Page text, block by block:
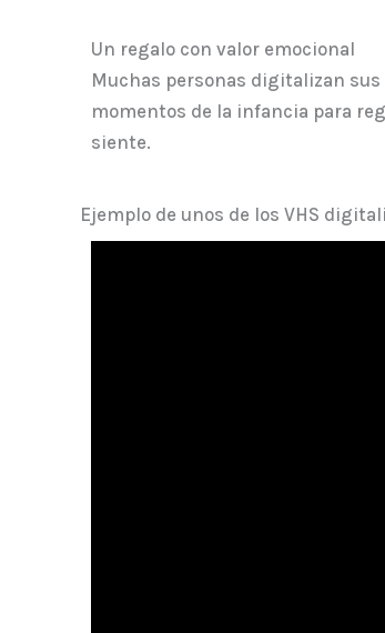
Un regalo con valor emocional
Muchas personas digitalizan sus
momentos de la infancia para
siente.
Ejemplo de unos de los VHS